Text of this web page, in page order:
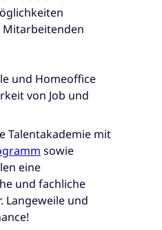
Mitarbeitenden
und Homeoffice
von Job und
Talentakademie mit
sowie
eine
und fachliche
Langeweile und